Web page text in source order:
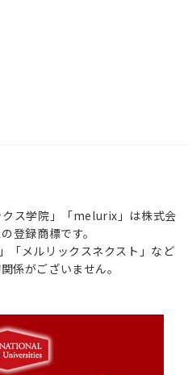
ス学院」「melurix」は株式会
登録商標です。
「メルリックスネクスト」など
係がございません。